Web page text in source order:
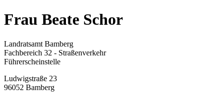
Frau Beate Schor
Landratsamt Bamberg
Fachbereich 32 - Straßenverkehr
Führerscheinstelle
Ludwigstraße 23
96052 Bamberg